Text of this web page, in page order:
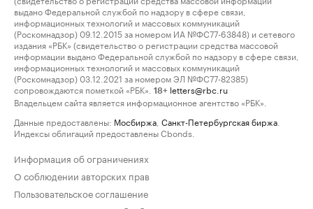
выдано Федеральной службой по надзору в сфере связи,
информационных технологий и массовых коммуникаций
(Роскомнадзор) 09.12.2015 за номером ИА №ФС77-63848) и сетевого
издания «РБК» (свидетельство о регистрации средства массовой
информации выдано Федеральной службой по надзору в сфере связи,
информационных технологий и массовых коммуникаций
(Роскомнадзор) 03.12.2021 за номером ЭЛ №ФС77-82385)
сопровождаются пометкой «РБК».
18+ letters@rbc.ru
Владельцем сайта является информационное агентство «РБК».
Данные предоставлены: Мосбиржа Санкт-Петербургская биржа
Индексы облигаций предоставлены Cbonds.
Информация об ограничениях
О соблюдении авторских прав
Пользовательское соглашение